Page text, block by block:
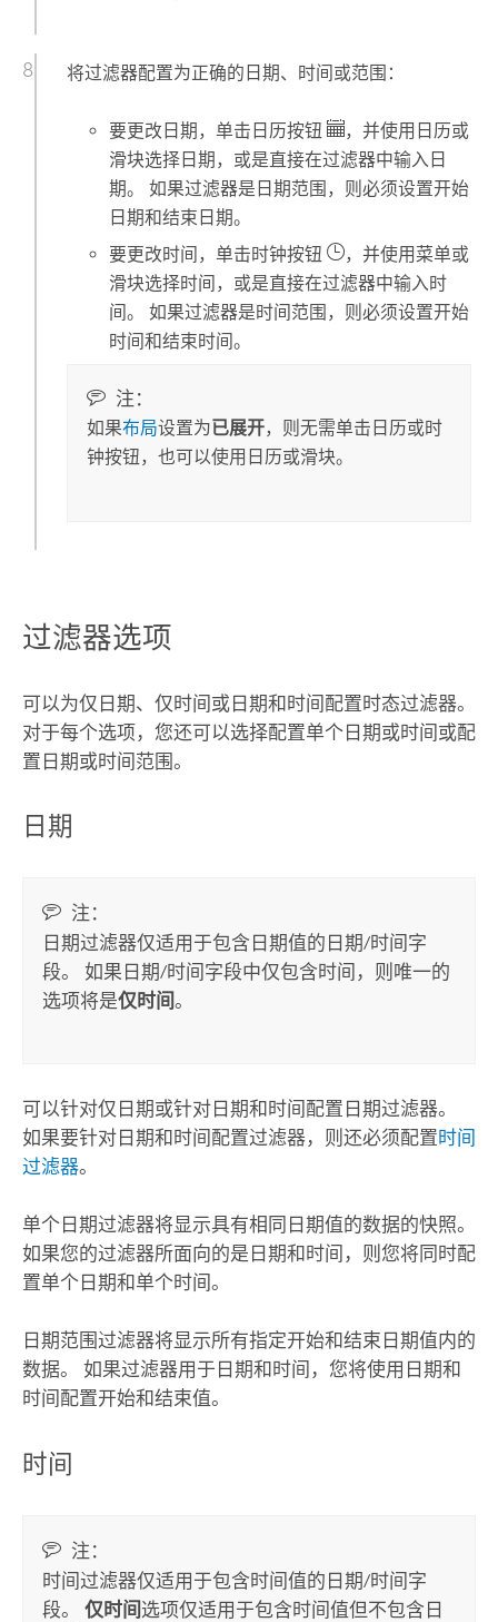
将过滤器配置为正确的日期、时间或范围：
要更改日期，单击日历按钮
，并使用日历或
滑块选择日期，或是直接在过滤器中输入日
期。 如果过滤器是日期范围，则必须设置开始
日期和结束日期。
要更改时间，单击时钟按钮
，并使用菜单或
滑块选择时间，或是直接在过滤器中输入时
间。 如果过滤器是时间范围，则必须设置开始
时间和结束时间。
注：
如果布局设置为已展开，则无需单击日历或时
钟按钮，也可以使用日历或滑块。
过滤器选项
可以为仅日期、仅时间或日期和时间配置时态过滤器。
对于每个选项，您还可以选择配置单个日期或时间或配
置日期或时间范围。
日期
注：
日期过滤器仅适用于包含日期值的日期/时间字
段。 如果日期/时间字段中仅包含时间，则唯一的
选项将是仅时间。
可以针对仅日期或针对日期和时间配置日期过滤器。
如果要针对日期和时间配置过滤器，则还必须配置时间
过滤器。
单个日期过滤器将显示具有相同日期值的数据的快照。
如果您的过滤器所面向的是日期和时间，则您将同时配
置单个日期和单个时间。
日期范围过滤器将显示所有指定开始和结束日期值内的
数据。 如果过滤器用于日期和时间，您将使用日期和
时间配置开始和结束值。
时间
注：
时间过滤器仅适用于包含时间值的日期/时间字
段。仅时间选项仅适用于包含时间值但不包含日